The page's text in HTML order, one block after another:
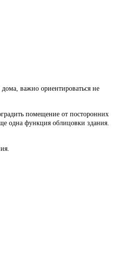
важно ориентироваться не
помещение от посторонних
одна функция облицовки здания.